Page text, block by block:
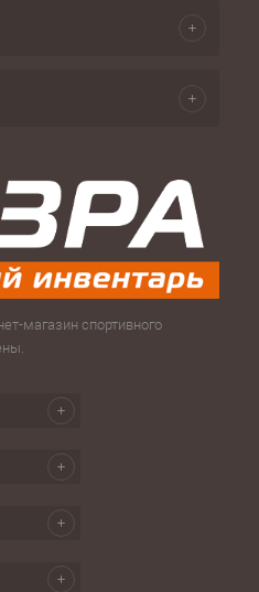
магазин спортивного